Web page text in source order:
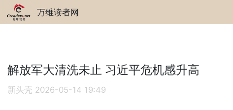
万维读者网
解放军大清洗未止 习近平危机感升高
新头壳 2026-05-14 19:49